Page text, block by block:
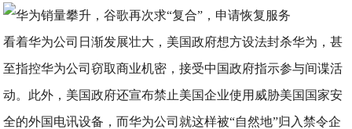
看着华为公司日渐发展壮大，美国政府想方设法封杀华为，甚
至指控华为公司窃取商业机密，接受中国政府指示参与间谍活
动。此外，美国政府还宣布禁止美国企业使用威胁美国国家安
全的外国电讯设备，而华为公司就这样被“自然地”归入禁令企